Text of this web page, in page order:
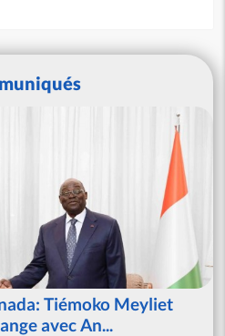
Tiémoko Meyliet
avec An...